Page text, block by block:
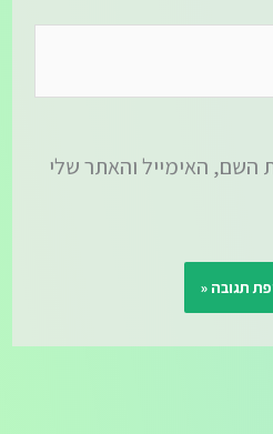
השם, האימייל והאתר שלי